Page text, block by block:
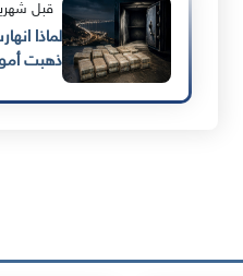
قبل
لماذا
ذهبت